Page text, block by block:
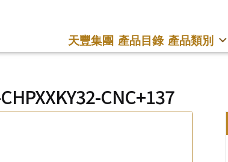
天豐集團 產品目錄 產品類別
CNC+137